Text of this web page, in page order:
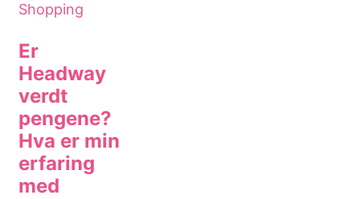
Shopping
Er
Headway
verdt
pengene?
Hva er min
erfaring
med